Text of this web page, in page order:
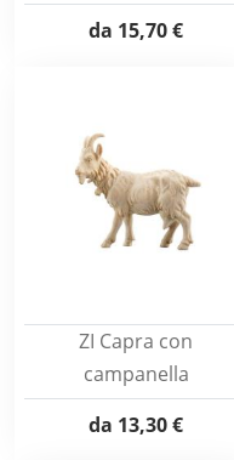
da 15,70 €
ZI Capra con
campanella
da 13,30 €